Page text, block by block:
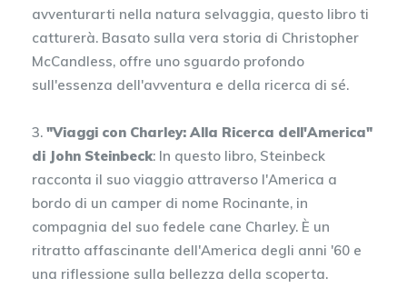
avventurarti nella natura selvaggia, questo libro ti
catturerà. Basato sulla vera storia di Christopher
McCandless, offre uno sguardo profondo
sull'essenza dell'avventura e della ricerca di sé.
3. "Viaggi con Charley: Alla Ricerca dell'America"
di John Steinbeck: In questo libro, Steinbeck
racconta il suo viaggio attraverso l'America a
bordo di un camper di nome Rocinante, in
compagnia del suo fedele cane Charley. È un
ritratto affascinante dell'America degli anni '60 e
una riflessione sulla bellezza della scoperta.